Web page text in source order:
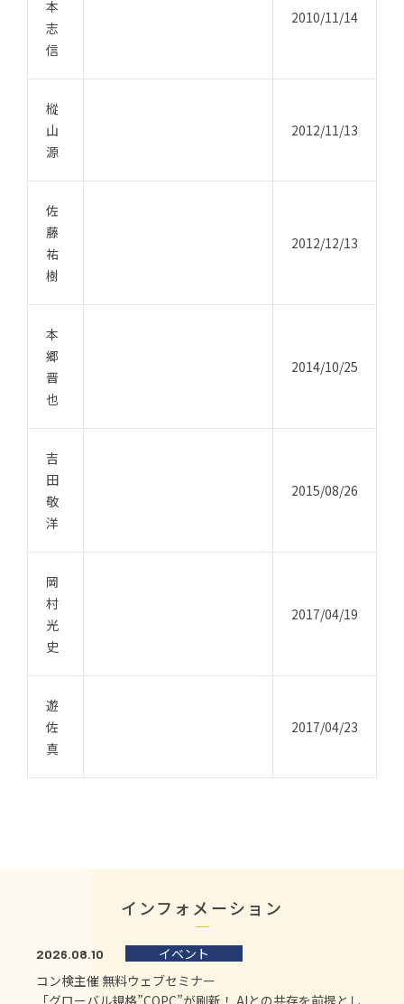
本
志
信
2010/11/14
樅
山
源
2012/11/13
佐
藤
祐
樹
2012/12/13
本
郷
晋
也
2014/10/25
吉
田
敬
洋
2015/08/26
岡
村
光
史
2017/04/19
遊
佐
真
2017/04/23
インフォメーション
2026.08.10
イベント
コン検主催 無料ウェブセミナー
「グローバル規格”COPC”が刷新！ AIとの共存を前提とし